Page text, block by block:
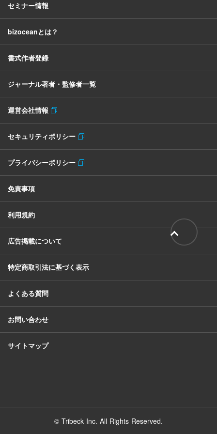
セミナー情報
bizoceanとは？
書式作者登録
ジャーナル著者・監修者一覧
運営会社情報
セキュリティポリシー
プライバシーポリシー
免責事項
利用規約
広告掲載について
特定商取引法に基づく表示
よくある質問
お問い合わせ
サイトマップ
© Tribeck Inc. All Rights Reserved.